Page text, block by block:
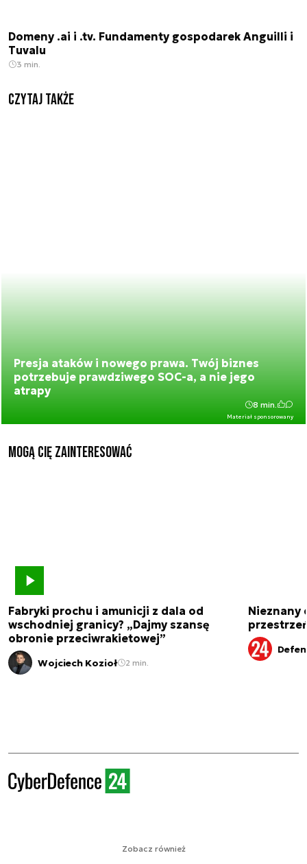
Domeny .ai i .tv. Fundamenty gospodarek Anguilli i
Tuvalu
3 min.
Czytaj także
Presja ataków i nowego prawa. Twój biznes
potrzebuje prawdziwego SOC-a, a nie jego
atrapy
Materiał sponsorowany
8 min.
Mogą Cię zainteresować
Fabryki prochu i amunicji z dala od
wschodniej granicy? „Dajmy szansę
obronie przeciwrakietowej”
Wojciech Kozioł 2 min.
Nieznany
Zobacz również